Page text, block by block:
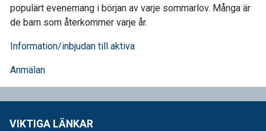
populärt evenemang i början av varje sommarlov. Många är
de barn som återkommer varje år.
Information/inbjudan till aktiva
Anmälan
VIKTIGA LÄNKAR